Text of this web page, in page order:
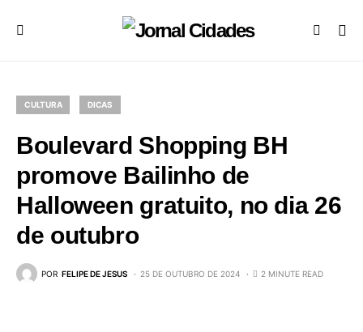
CULTURA DICAS
Boulevard Shopping BH
promove Bailinho de
Halloween gratuito, no dia 26
de outubro
POR FELIPE DE JESUS 25 DE OUTUBRO DE 2024 2 MINUTE READ